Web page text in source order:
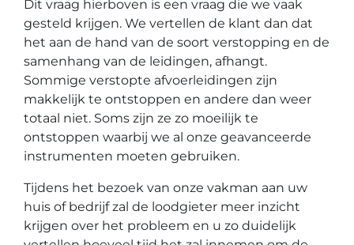
Dit vraag hierboven is een vraag die we vaak
gesteld krijgen. We vertellen de klant dan dat
het aan de hand van de soort verstopping en de
samenhang van de leidingen, afhangt.
Sommige verstopte afvoerleidingen zijn
makkelijk te ontstoppen en andere dan weer
totaal niet. Soms zijn ze zo moeilijk te
ontstoppen waarbij we al onze geavanceerde
instrumenten moeten gebruiken.
Tijdens het bezoek van onze vakman aan uw
huis of bedrijf zal de loodgieter meer inzicht
krijgen over het probleem en u zo duidelijk